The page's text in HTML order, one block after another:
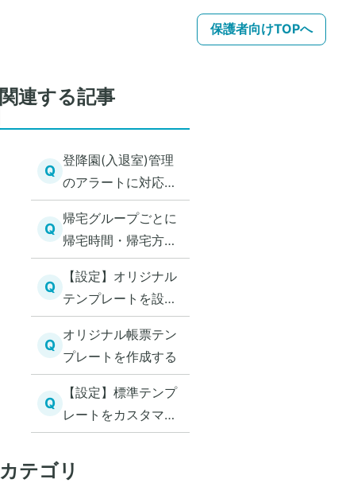
保護者向けTOPへ
関連する記事
Q
登降園(入退室)管理
のアラートに対応す
る
Q
帰宅グループごとに
帰宅時間・帰宅方法
の確認をする
Q
【設定】オリジナル
テンプレートを設定
する
Q
オリジナル帳票テン
プレートを作成する
Q
【設定】標準テンプ
レートをカスタマイ
ズする
カテゴリ